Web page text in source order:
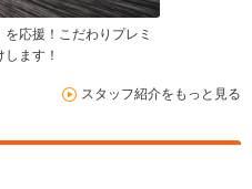
応援！こだわりプレミ
ます！
スタッフ紹介をもっと見る